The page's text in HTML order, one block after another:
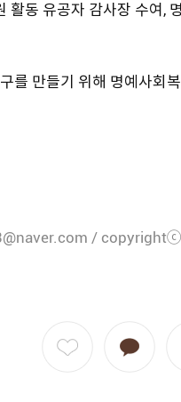
활동 유공자 감사장 수여,
를 만들기 위해 명예사회
/ copyrightⓒ